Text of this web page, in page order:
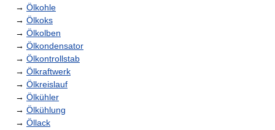
→ Ölkohle
→ Ölkoks
→ Ölkolben
→ Ölkondensator
→ Ölkontrollstab
→ Ölkraftwerk
→ Ölkreislauf
→ Ölkühler
→ Ölkühlung
→ Öllack